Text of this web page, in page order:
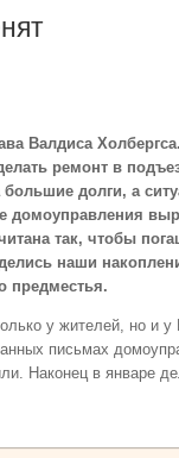
Валдиса
ремонт в
долги, а
домоуправления
так, чтобы
наши
предместья.
у жителей, но и у
письмах
Наконец в январе